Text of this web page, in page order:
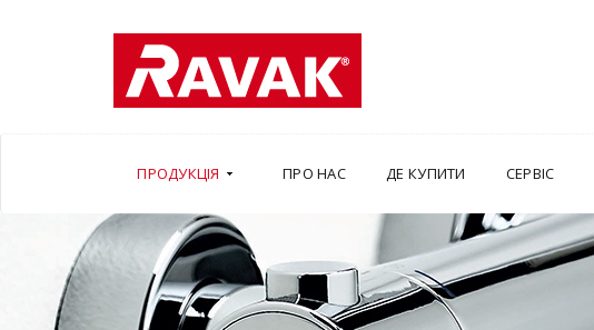
ПРОДУКЦІЯ ПРО НАС ДЕ КУПИТИ СЕРВІС